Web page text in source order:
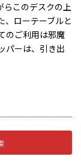
らこのデスクの上
、ローテーブルと
のご利用は邪魔
パーは、引き出